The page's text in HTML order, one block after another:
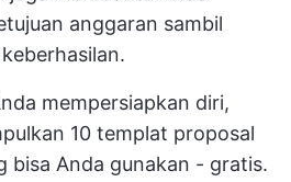
anggaran sambil
mempersiapkan diri,
10 templat proposal
bisa Anda gunakan - gratis.